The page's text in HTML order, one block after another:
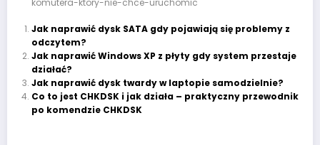
komutera-ktory-nie-chce-uruchomic
Jak naprawić dysk SATA gdy pojawiają się problemy z
odczytem?
Jak naprawić Windows XP z płyty gdy system przestaje
działać?
Jak naprawić dysk twardy w laptopie samodzielnie?
Co to jest CHKDSK i jak działa – praktyczny przewodnik
po komendzie CHKDSK